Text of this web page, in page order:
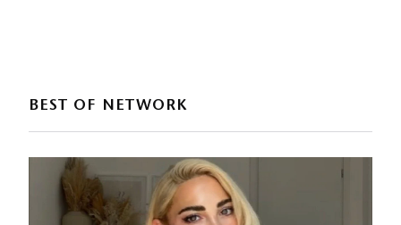
BEST OF NETWORK